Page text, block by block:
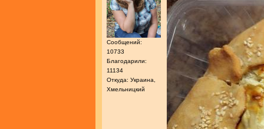
Сообщений:
10733
Благодарили:
11134
Откуда: Украина,
Хмельницкий